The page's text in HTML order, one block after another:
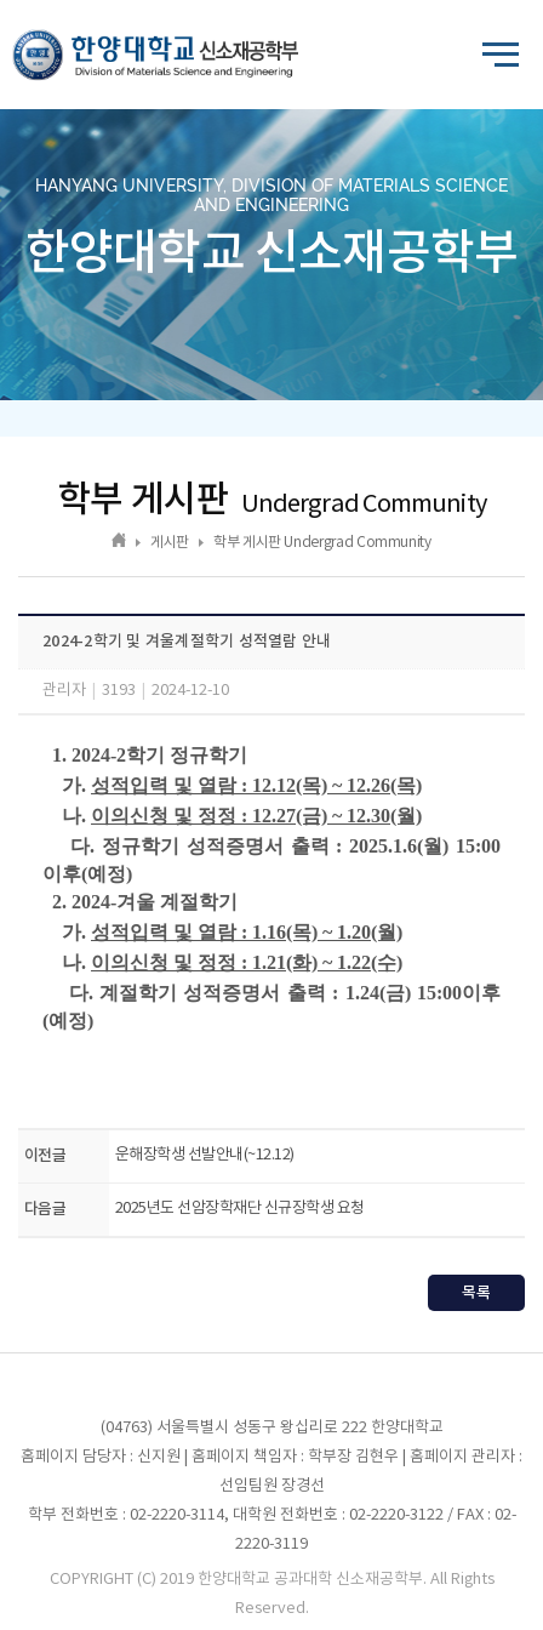
HANYANG UNIVERSITY, DIVISION OF MATERIALS SCIENCE
AND ENGINEERING
한양대학교 신소재공학부
학부 게시판 Undergrad Community
게시판 학부 게시판 Undergrad Community
2024-2학기 및 겨울계절학기 성적열람 안내
관리자 3193 2024-12-10
1. 2024-2학기 정규학기
가. 성적입력 및 열람 : 12.12(목) ~ 12.26(목)
나. 이의신청 및 정정 : 12.27(금) ~ 12.30(월)
다. 정규학기 성적증명서 출력 : 2025.1.6(월) 15:00
이후(예정)
2. 2024-겨울 계절학기
가. 성적입력 및 열람 : 1.16(목) ~ 1.20(월)
나. 이의신청 및 정정 : 1.21(화) ~ 1.22(수)
다. 계 절학기 성적증명서 출력 : 1.24(금) 15:00이후
(예정)
이전글 운해장학생 선발안내(~12.12)
다음글 2025년도 선암장학재단 신규장학생 요청
목록
(04763) 서울특별시 성동구 왕십리로 222 한양대학교
홈페이지 담당자 : 신지원 | 홈페이지 책임자 : 학부장 김현우 | 홈페이지 관리자 :
선임팀원 장경선
학부 전화번호 : 02-2220-3114, 대학원 전화번호 : 02-2220-3122 / FAX : 02-
2220-3119
COPYRIGHT (C) 2019 한양대학교 공과대학 신소재공학부. All Rights
Reserved.